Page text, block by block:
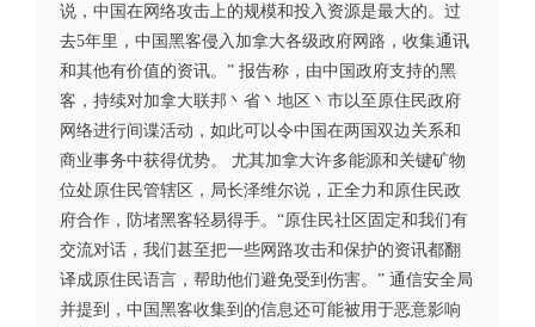
说，中国在网络攻击上的规模和投入资源是最大的。过
去5年里，中国黑客侵入加拿大各级政府网路，收集通讯
和其他有价值的资讯。” 报告称，由中国政府支持的黑
客，持续对加拿大联邦丶省丶地区丶市以至原住民政府
网络进行间谍活动，如此可以令中国在两国双边关系和
商业事务中获得优势。 尤其加拿大许多能源和关键矿物
位处原住民管辖区，局长泽维尔说，正全力和原住民政
府合作，防堵黑客轻易得手。“原住民社区固定和我们有
交流对话，我们甚至把一些网路攻击和保护的资讯都翻
译成原住民语言，帮助他们避免受到伤害。” 通信安全局
并提到，中国黑客收集到的信息还可能被用于恶意影响